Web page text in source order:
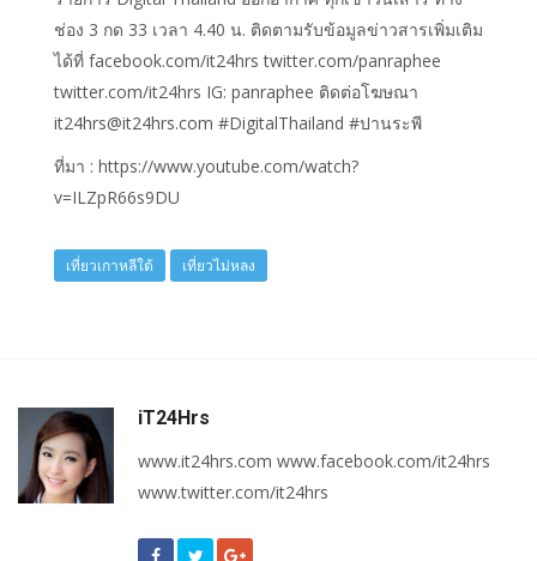
ช่อง 3 กด 33 เวลา 4.40 น. ติดตามรับข้อมูลข่าวสารเพิ่มเติม
ได้ที่ facebook.com/it24hrs twitter.com/panraphee
twitter.com/it24hrs IG: panraphee ติดต่อโฆษณา
it24hrs@it24hrs.com #DigitalThailand #ปานระพี
ที่มา : https://www.youtube.com/watch?
v=ILZpR66s9DU
เที่ยวเกาหลีใต้ เที่ยวไม่หลง
iT24Hrs
www.it24hrs.com www.facebook.com/it24hrs
www.twitter.com/it24hrs